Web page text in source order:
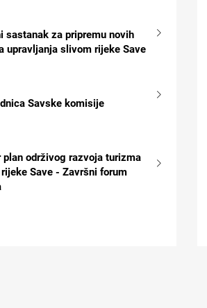
sastanak za pripremu novih
upravljanja slivom rijeke Save
Savske komisije
plan održivog razvoja turizma
Save - Završni forum